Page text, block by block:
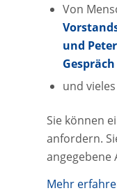
Von
und
Gespräch
und
Sie können
anfordern.
angegebene
Mehr